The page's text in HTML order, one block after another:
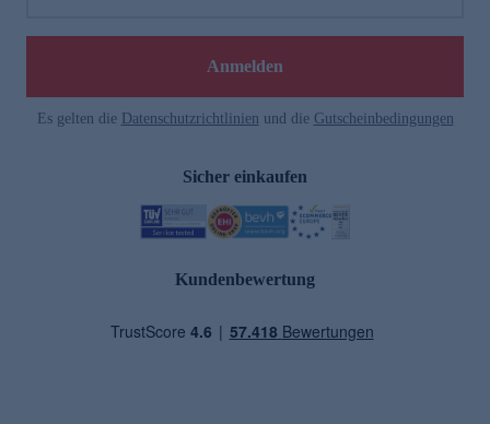
Anmelden
Es gelten die Datenschutzrichtlinien und die Gutscheinbedingungen
Sicher einkaufen
Kundenbewertung